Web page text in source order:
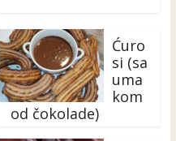
Ćuro
si (sa
uma
kom
od čokolade)